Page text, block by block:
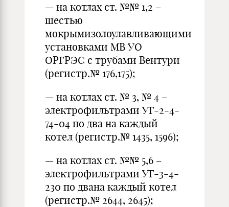
— на котлах ст. №№ 1,2 –
шестью
мокрымизолоулавливающими
установками МВ УО
ОРГРЭС с трубами Вентури
(регистр.№ 176,175);
— на котлах ст. № 3, № 4 –
электрофильтрами УГ-2-4-
74-04 по два на каждый
котел (регистр.№ 1435, 1596);
— на котлах ст. №№ 5,6 –
электрофильтрами УГ-3-4-
230 по двана каждый котел
(регистр.№ 2644, 2645);